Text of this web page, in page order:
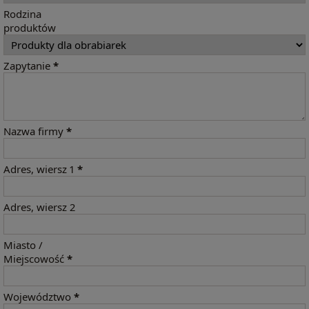
Rodzina
produktów
Zapytanie *
Nazwa firmy *
Adres, wiersz 1 *
Adres, wiersz 2
Miasto /
Miejscowość *
Województwo *